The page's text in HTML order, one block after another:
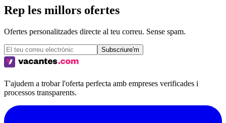
Rep les millors ofertes
Ofertes personalitzades directe al teu correu. Sense spam.
Subscriure'm
T'ajudem a trobar l'oferta perfecta amb empreses verificades i
processos transparents.